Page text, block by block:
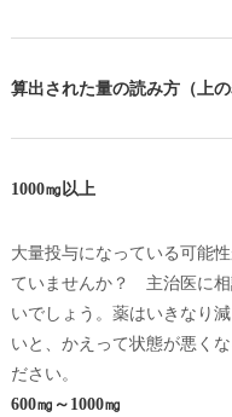
算出された量の読み方（上の
1000㎎以上
大量投与になっている可能
ていませんか？ 主治医に相
いでしょう。薬はいきなり
いと、かえって状態が悪く
ださい。
600㎎～1000㎎